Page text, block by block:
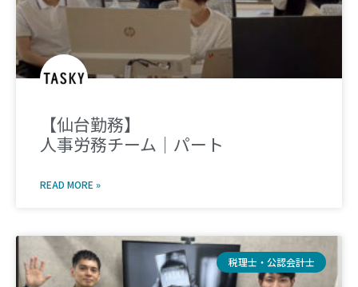
【仙台勤務】
人事労務チーム｜パート
READ MORE »
税理士・公認会計士